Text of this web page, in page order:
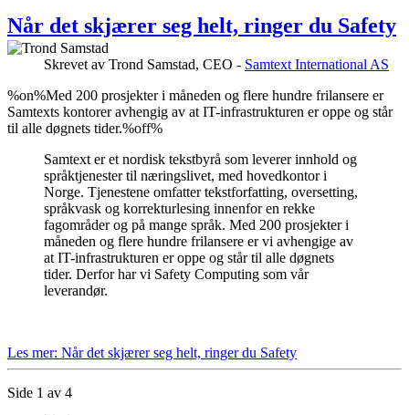
Når det skjærer seg helt, ringer du Safety
Skrevet av Trond Samstad, CEO - Samtext International AS
%on%Med 200 prosjekter i måneden og flere hundre frilansere er
Samtexts kontorer avhengig av at IT-infrastrukturen er oppe og står
til alle døgnets tider.%off%
Samtext er et nordisk tekstbyrå som leverer innhold og
språktjenester til næringslivet, med hovedkontor i
Norge. Tjenestene omfatter tekstforfatting, oversetting,
språkvask og korrekturlesing innenfor en rekke
fagområder og på mange språk. Med 200 prosjekter i
måneden og flere hundre frilansere er vi avhengige av
at IT-infrastrukturen er oppe og står til alle døgnets
tider. Derfor har vi Safety Computing som vår
leverandør.
Les mer: Når det skjærer seg helt, ringer du Safety
Side 1 av 4